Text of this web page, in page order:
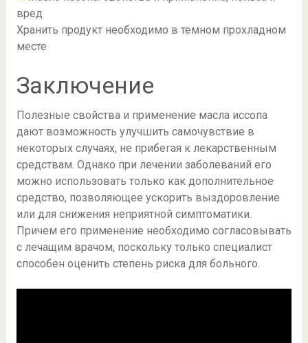
Хранить продукт необходимо в темном прохладном
месте
Заключение
Полезные свойства и применение масла иссопа
дают возможность улучшить самочувствие в
некоторых случаях, не прибегая к лекарственным
средствам. Однако при лечении заболеваний его
можно использовать только как дополнительное
средство, позволяющее ускорить выздоровление
или для снижения неприятной симптоматики.
Причем его применение необходимо согласовывать
с лечащим врачом, поскольку только специалист
способен оценить степень риска для больного.